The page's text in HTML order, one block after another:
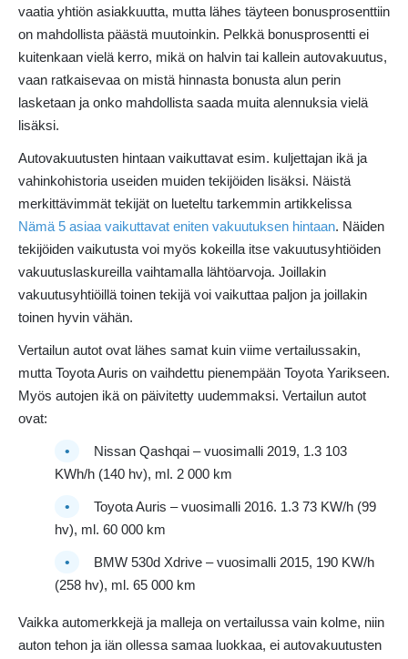
vaatia yhtiön asiakkuutta, mutta lähes täyteen bonusprosenttiin
on mahdollista päästä muutoinkin. Pelkkä bonusprosentti ei
kuitenkaan vielä kerro, mikä on halvin tai kallein autovakuutus,
vaan ratkaisevaa on mistä hinnasta bonusta alun perin
lasketaan ja onko mahdollista saada muita alennuksia vielä
lisäksi.
Autovakuutusten hintaan vaikuttavat esim. kuljettajan ikä ja
vahinkohistoria useiden muiden tekijöiden lisäksi. Näistä
merkittävimmät tekijät on lueteltu tarkemmin artikkelissa
Nämä 5 asiaa vaikuttavat eniten vakuutuksen hintaan. Näiden
tekijöiden vaikutusta voi myös kokeilla itse vakuutusyhtiöiden
vakuutuslaskureilla vaihtamalla lähtöarvoja. Joillakin
vakuutusyhtiöillä toinen tekijä voi vaikuttaa paljon ja joillakin
toinen hyvin vähän.
Vertailun autot ovat lähes samat kuin viime vertailussakin,
mutta Toyota Auris on vaihdettu pienempään Toyota Yarikseen.
Myös autojen ikä on päivitetty uudemmaksi. Vertailun autot
ovat:
Nissan Qashqai – vuosimalli 2019, 1.3 103
KWh/h (140 hv), ml. 2 000 km
Toyota Auris – vuosimalli 2016. 1.3 73 KW/h (99
hv), ml. 60 000 km
BMW 530d Xdrive – vuosimalli 2015, 190 KW/h
(258 hv), ml. 65 000 km
Vaikka automerkkejä ja malleja on vertailussa vain kolme, niin
auton tehon ja iän ollessa samaa luokkaa, ei autovakuutusten